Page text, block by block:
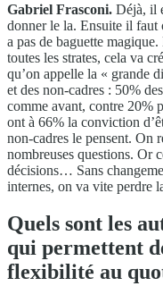
Gabriel Frasconi. Déjà, il
donner le la. Ensuite il faut
a pas de baguette
toutes les strates, cela va
qu’on appelle la « grande
et des non-cadres : 50%
comme avant, contre 20%
ont à 66% la conviction
non-cadres le pensent. On
nombreuses questions. Or
décisions… Sans
internes, on va vite perdre
Quels sont les
qui permettent
flexibilité au